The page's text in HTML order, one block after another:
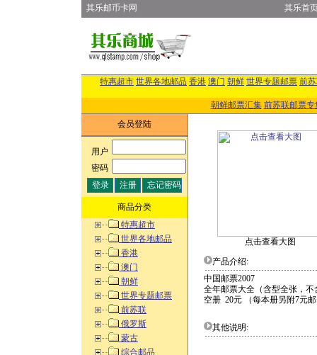
其乐邮币卡网 其乐首
特惠超市 世界各地邮品 香港 澳门 朝鲜 世界专题邮票 前
朝鲜邮票汇集 前苏联邮票专
会员登陆
用户:
密码:
商品分类
特惠超市
世界各地邮品
香港
澳门
朝鲜
世界专题邮票
前苏联
俄罗斯
蒙古
综合邮品
点击查看大图
产品介绍:
中国邮票2007
全年邮票大全（含型全张，
空册 20元 （每本册另附7元
其他说明: